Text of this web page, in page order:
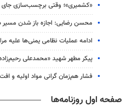
«کشمیری»؛ وقتی برچسب‌سازی جای
محسن رضایی: اجازه باز شدن مسیر
ادامه عملیات نظامی یمنی‌ها علیه
پیکر مطهر شهید «محمدعلی
فشار هم‌زمان گرانی مواد اولیه و افت
صفحه اول روزنامه‌ها